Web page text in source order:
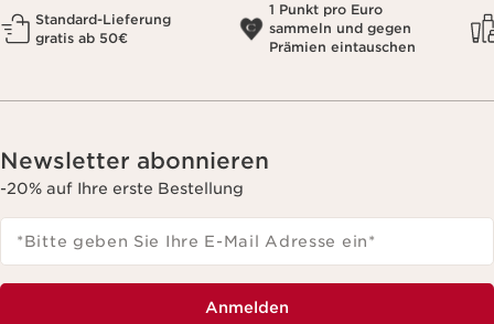
Standard-Lieferung
gratis ab 50€
1 Punkt pro Euro
sammeln und gegen
Prämien eintauschen
Newsletter abonnieren
-20% auf Ihre erste Bestellung
*Bitte geben Sie Ihre E-Mail Adresse ein*
Anmelden